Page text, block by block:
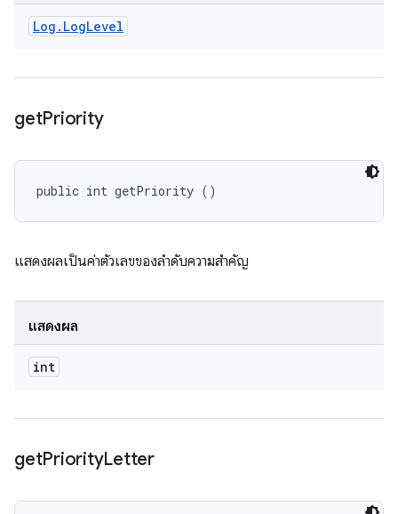
Log . LogLevel
getPriority
public int getPriority ()
แสดงผลเป็นค่าตัวเลขของลำดับความสำคัญ
แสดงผล
int
getPriorityLetter